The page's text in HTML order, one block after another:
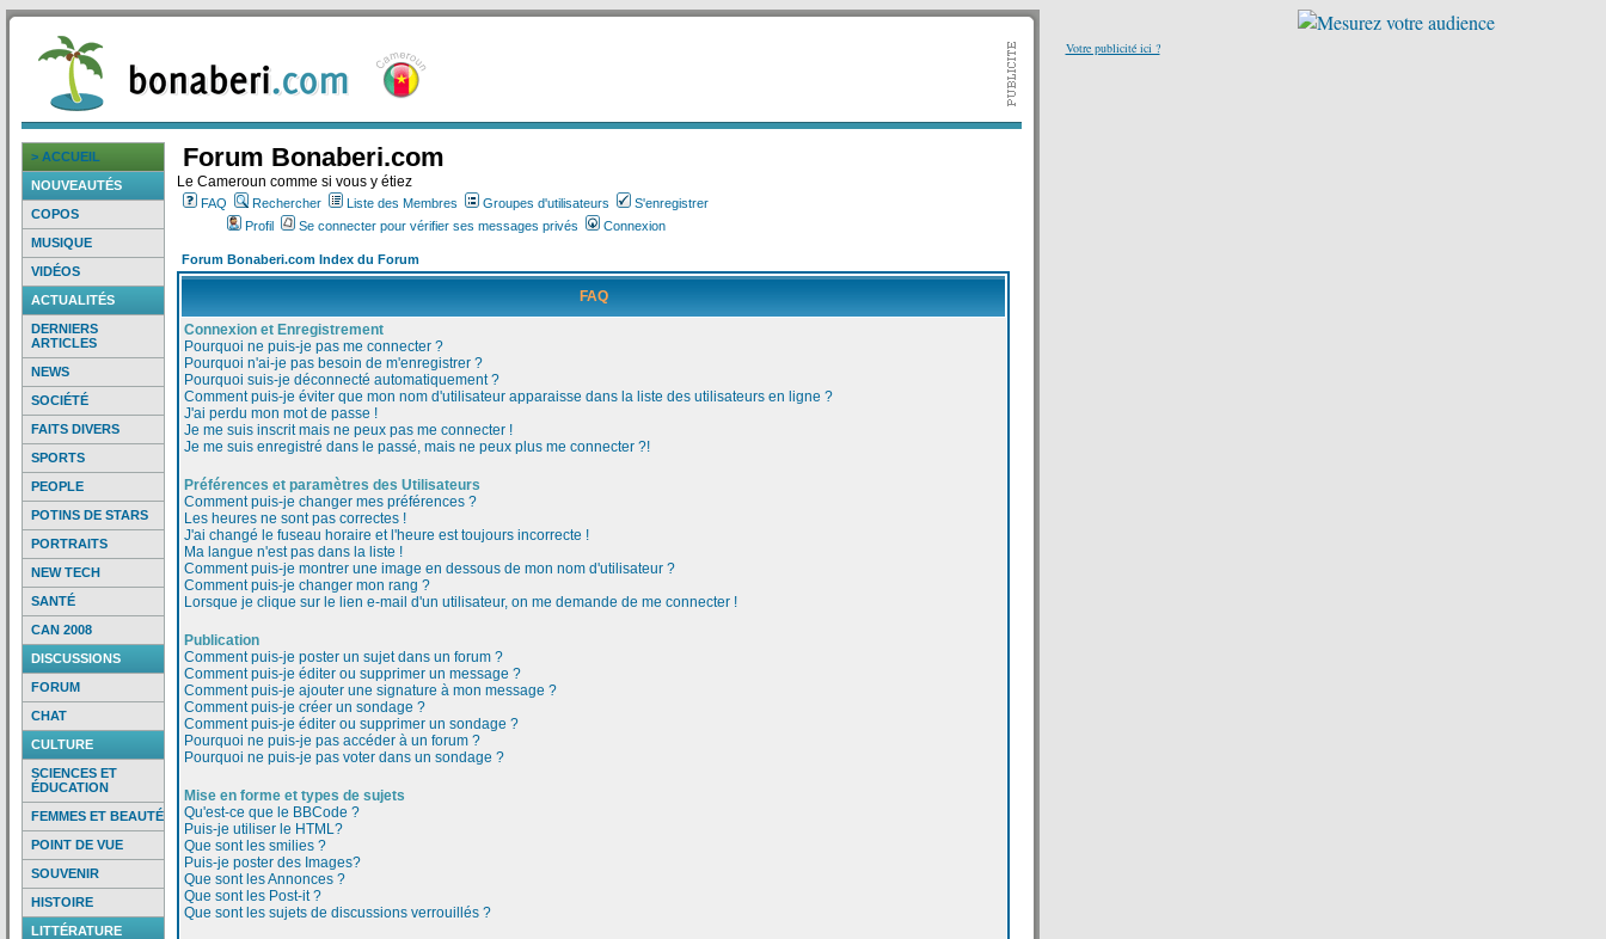
> ACCUEIL
NOUVEAUTÉS
COPOS
MUSIQUE
VIDÉOS
ACTUALITÉS
DERNIERS
ARTICLES
NEWS
SOCIÉTÉ
FAITS DIVERS
SPORTS
PEOPLE
POTINS DE STARS
PORTRAITS
NEW TECH
SANTÉ
CAN 2008
DISCUSSIONS
FORUM
CHAT
CULTURE
SCIENCES ET
ÉDUCATION
FEMMES ET BEAUTÉ
POINT DE VUE
SOUVENIR
HISTOIRE
LITTÉRATURE
Forum Bonaberi.com
Le Cameroun comme si vous y étiez
FAQ Rechercher Liste des Membres Groupes d'utilisateurs
S'enregistrer
Profil
Se connecter pour vérifier ses messages privés Connexion
Forum Bonaberi.com Index du Forum
FAQ
Connexion et Enregistrement
Pourquoi ne puis-je pas me connecter ?
Pourquoi n'ai-je pas besoin de m'enregistrer ?
Pourquoi suis-je déconnecté automatiquement ?
Comment puis-je éviter que mon nom d'utilisateur apparaisse dans la liste des utilisateurs en ligne ?
J'ai perdu mon mot de passe !
Je me suis inscrit mais ne peux pas me connecter !
Je me suis enregistré dans le passé, mais ne peux plus me connecter ?!
Préférences et paramètres des Utilisateurs
Comment puis-je changer mes préférences ?
Les heures ne sont pas correctes !
J'ai changé le fuseau horaire et l'heure est toujours incorrecte !
Ma langue n'est pas dans la liste !
Comment puis-je montrer une image en dessous de mon nom d'utilisateur ?
Comment puis-je changer mon rang ?
Lorsque je clique sur le lien e-mail d'un utilisateur, on me demande de me connecter !
Publication
Comment puis-je poster un sujet dans un forum ?
Comment puis-je éditer ou supprimer un message ?
Comment puis-je ajouter une signature à mon message ?
Comment puis-je créer un sondage ?
Comment puis-je éditer ou supprimer un sondage ?
Pourquoi ne puis-je pas accéder à un forum ?
Pourquoi ne puis-je pas voter dans un sondage ?
Mise en forme et types de sujets
Qu'est-ce que le BBCode ?
Puis-je utiliser le HTML?
Que sont les smilies ?
Puis-je poster des Images?
Que sont les Annonces ?
Que sont les Post-it ?
Que sont les sujets de discussions verrouillés ?
Votre publicité ici ?